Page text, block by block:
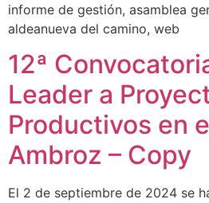
informe de gestión, asamblea
aldeanueva del camino, web
12ª
Leader a
Productivos en
Ambroz – Copy
El 2 de septiembre de 2024 se